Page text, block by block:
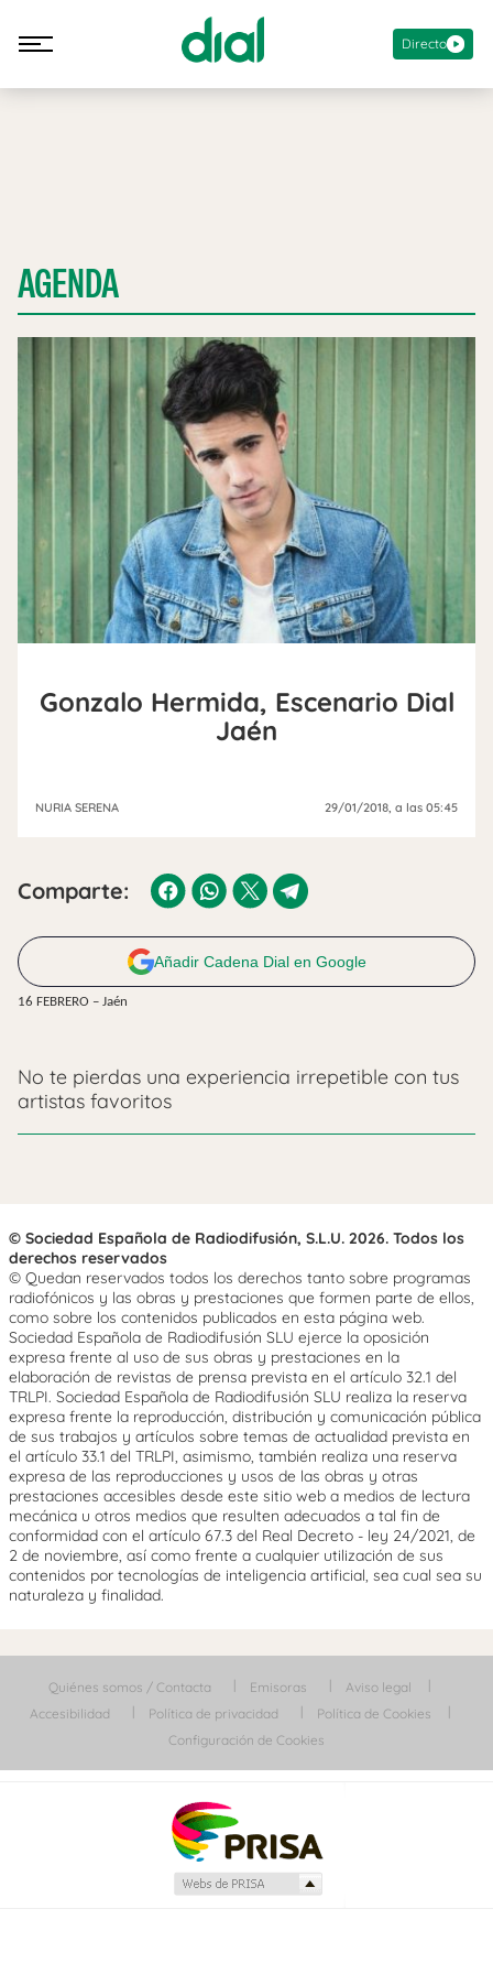
Directo
AGENDA
Gonzalo Hermida, Escenario Dial
Jaén
NURIA SERENA 29/01/2018 , a las 05:45
Comparte:
Añadir Cadena Dial en Google
16 FEBRERO – Jaén
No te pierdas una experiencia irrepetible con tus
artistas favoritos
© Sociedad Española de Radiodifusión, S.L.U. 2026. Todos los
derechos reservados
© Quedan reservados todos los derechos tanto sobre programas
radiofónicos y las obras y prestaciones que formen parte de ellos,
como sobre los contenidos publicados en esta página web.
Sociedad Española de Radiodifusión SLU ejerce la oposición
expresa frente al uso de sus obras y prestaciones en la
elaboración de revistas de prensa prevista en el artículo 32.1 del
TRLPI. Sociedad Española de Radiodifusión SLU realiza la reserva
expresa frente la reproducción, distribución y comunicación pública
de sus trabajos y artículos sobre temas de actualidad prevista en
el artículo 33.1 del TRLPI, asimismo, también realiza una reserva
expresa de las reproducciones y usos de las obras y otras
prestaciones accesibles desde este sitio web a medios de lectura
mecánica u otros medios que resulten adecuados a tal fin de
conformidad con el artículo 67.3 del Real Decreto - ley 24/2021, de
2 de noviembre, así como frente a cualquier utilización de sus
contenidos por tecnologías de inteligencia artificial, sea cual sea su
naturaleza y finalidad.
Quiénes somos / Contacta Emisoras
Aviso legal
Accesibilidad
Política de privacidad
Política de Cookies
Configuración de Cookies